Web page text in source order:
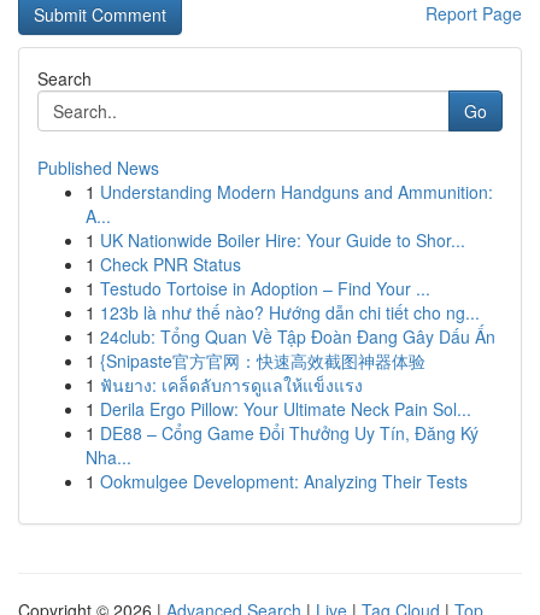
Report Page
Search
Go
Published News
1 Understanding Modern Handguns and Ammunition:
A...
1 UK Nationwide Boiler Hire: Your Guide to Shor...
1 Check PNR Status
1 Testudo Tortoise in Adoption – Find Your ...
1 123b là như thế nào? Hướng dẫn chi tiết cho ng...
1 24club: Tổng Quan Về Tập Đoàn Đang Gây Dấu Ấn
1 {Snipaste官方官网：快速高效截图神器体验
1 ฟันยาง: เคล็ดลับการดูแลให้แข็งแรง
1 Derila Ergo Pillow: Your Ultimate Neck Pain Sol...
1 DE88 – Cổng Game Đổi Thưởng Uy Tín, Đăng Ký
Nha...
1 Ookmulgee Development: Analyzing Their Tests
Copyright © 2026 | Advanced Search | Live | Tag Cloud | Top